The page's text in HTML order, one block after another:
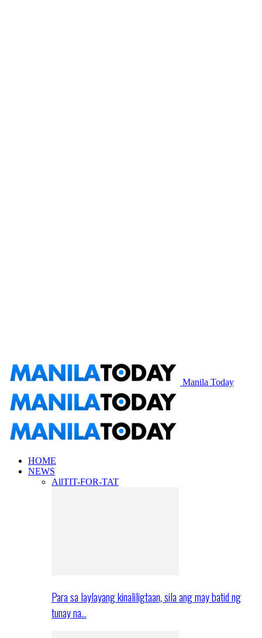
Manila Today
HOME
NEWS
AllTIT-FOR-TAT
Para sa laylayang kinaliligtaan, sila ang may batid ng
tunay na…